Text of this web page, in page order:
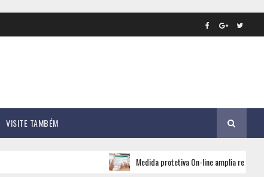
VISITE TAMBÉM
Medida protetiva On-line amplia rede de apoio e